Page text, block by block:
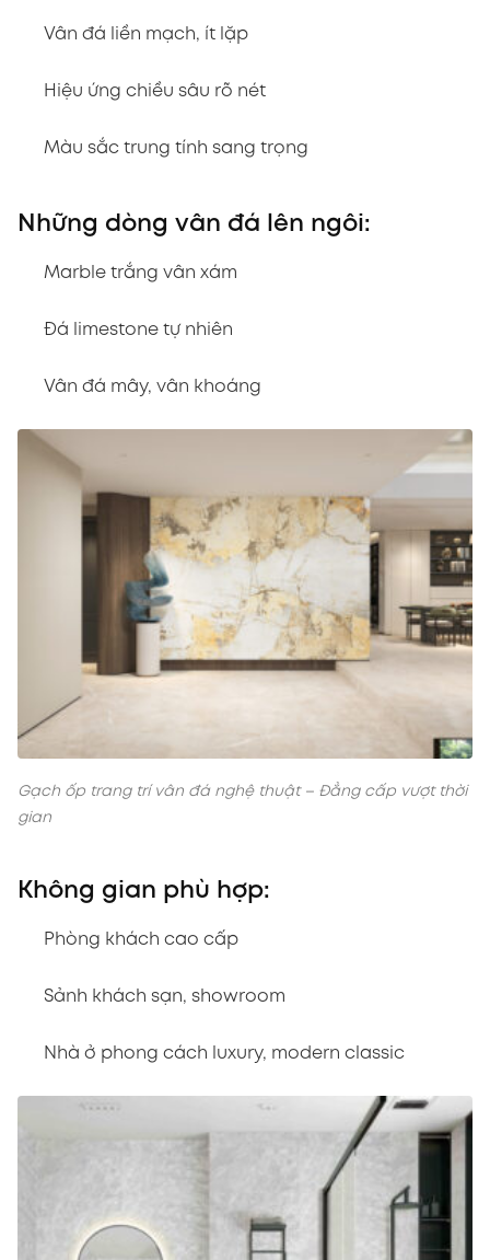
Vân đá liền mạch, ít lặp
Hiệu ứng chiều sâu rõ nét
Màu sắc trung tính sang trọng
Những dòng vân đá lên ngôi:
Marble trắng vân xám
Đá limestone tự nhiên
Vân đá mây, vân khoáng
Gạch ốp trang trí vân đá nghệ thuật – Đẳng cấp vượt thời
gian
Không gian phù hợp:
Phòng khách cao cấp
Sảnh khách sạn, showroom
Nhà ở phong cách luxury, modern classic